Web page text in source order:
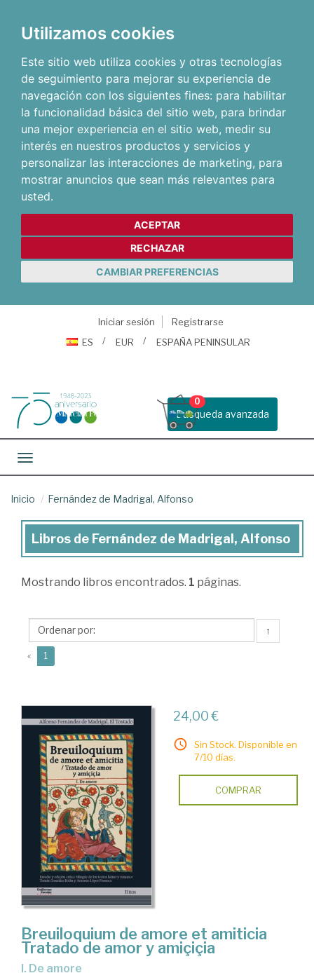
Utilizamos cookies
Este sitio web utiliza cookies y otras tecnologías
de seguimiento para mejorar su experiencia de
navegación con los siguientes fines: para habilitar
la funcionalidad básica del sitio web, para brindar
una mejor experiencia en el sitio web, medir su
interés en nuestros productos y servicios y
personalizar las interacciones de marketing, para
mostrar anuncios que sean más relevantes para
usted.
ACEPTAR
RECHAZAR
CAMBIAR PREFERENCIAS
Iniciar sesión
Registrarse
ES
EUR ESPAÑA PENINSULAR
Busqueda avanzada
0
Toggle navigation
Inicio Fernández de Madrigal, Alfonso
Libros
Fernández
Madrigal,
Alfonso
Libros de Fernández de Madrigal, Alfonso
Mostrando libros encontrados. 1 páginas.
↑
« 1
24,00 €
Sin Stock. Disponible en
7/10 días.
COMPRAR
Breuiloquium de amore et amiticia
Tratado de amor y amiçiçia
I. De amore